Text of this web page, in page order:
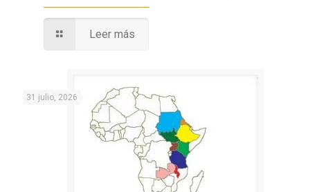
Leer más
31 julio, 2026